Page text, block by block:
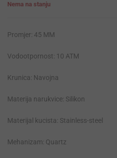
Nema na stanju
Promjer: 45 MM
Vodootpornost: 10 ATM
Krunica: Navojna
Materija narukvice: Silikon
Materijal kucista: Stainless-steel
Mehanizam: Quartz